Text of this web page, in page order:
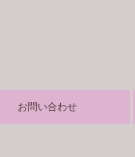
お問い合わせ